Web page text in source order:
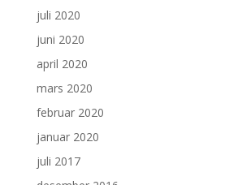
juli 2020
juni 2020
april 2020
mars 2020
februar 2020
januar 2020
juli 2017